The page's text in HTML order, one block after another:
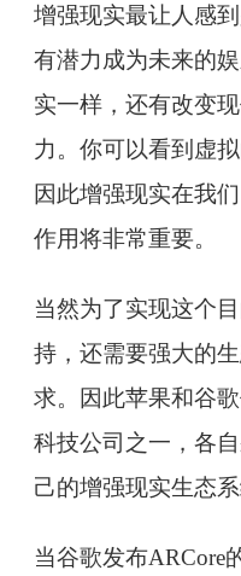
增强现实最让人感
有潜力成为未来的
实一样，还有改变
力。你可以看到虚
因此增强现实在我
作用将非常重要。
当然为了实现这个
持，还需要强大的
求。因此苹果和谷
科技公司之一，各
己的增强现实生态系
当谷歌发布ARCore